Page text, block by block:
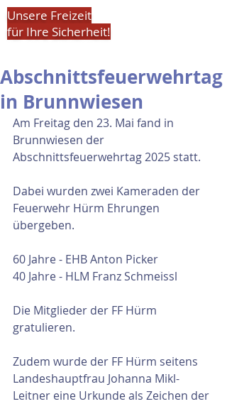
Unsere Freizeit
für Ihre Sicherheit!
Abschnittsfeuerwehrtag
in Brunnwiesen
Am Freitag den 23. Mai fand in
Brunnwiesen der
Abschnittsfeuerwehrtag 2025 statt.
Dabei wurden zwei Kameraden der
Feuerwehr Hürm Ehrungen
übergeben.
60 Jahre - EHB Anton Picker
40 Jahre - HLM Franz Schmeissl
Die Mitglieder der FF Hürm
gratulieren.
Zudem wurde der FF Hürm seitens
Landeshauptfrau Johanna Mikl-
Leitner eine Urkunde als Zeichen der